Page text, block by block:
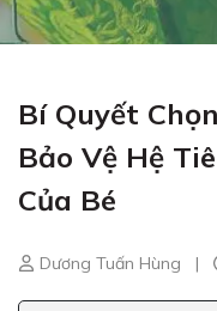
Bí Quyết
Bảo Vệ Hệ
Của Bé
Dương Tuấn Hùng |